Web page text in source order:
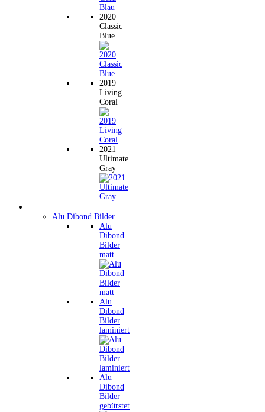
2020
Classic
Blue
2019
Living
Coral
2021
Ultimate
Gray
Alu Dibond Bilder
Alu
Dibond
Bilder
matt
Alu
Dibond
Bilder
laminiert
Alu
Dibond
Bilder
gebürstet